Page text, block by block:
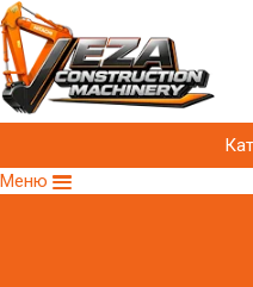
Меню